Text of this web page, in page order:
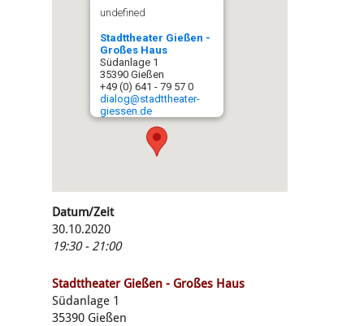
undefined
Stadttheater Gießen -
Großes Haus
Südanlage 1
35390 Gießen
+49 (0) 641 - 79 57 0
dialog@stadttheater-
giessen.de
Datum/Zeit
30.10.2020
19:30 - 21:00
Stadttheater Gießen - Großes Haus
Südanlage 1
35390 Gießen